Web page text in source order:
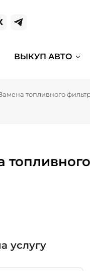
ВЫКУП АВТО
топливного
услугу